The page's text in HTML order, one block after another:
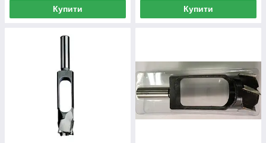
Купити Купити